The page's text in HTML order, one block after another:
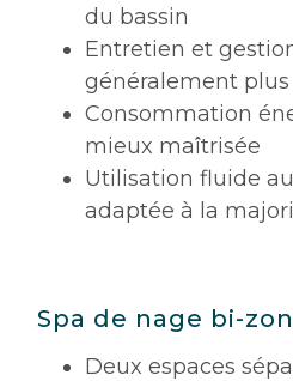
du bassin
Entretien et
généralement plus
Consommation
mieux maîtrisée
Utilisation fluide
adaptée à la
Spa de nage bi-
Deux espaces